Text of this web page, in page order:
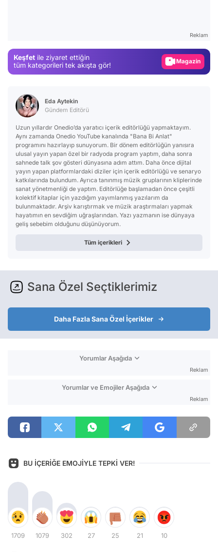
Reklam
Keşfet ile ziyaret ettiğin
tüm kategorileri tek akışta gör!
Video
Eda Aytekin
Gündem Editörü
Uzun yıllardır Onedio’da yaratıcı içerik editörlüğü yapmaktayım.
Aynı zamanda Onedio YouTube kanalında "Bana Bi Anlat"
programını hazırlayıp sunuyorum. Bir dönem editörlüğün yanısıra
ulusal yayın yapan özel bir radyoda program yaptım, daha sonra
sahnede talk şov gösteri dünyasına adım attım. Daha önce dijital
yayın yapan platformlardaki diziler için içerik editörlüğü ve senaryo
katkılarında bulundum. Ayrıca tanınmış müzik gruplarının kliplerinde
sanat yönetmenliği de yaptım. Editörlüğe başlamadan önce çeşitli
kolektif kitaplar için yazdığım yayımlanmış yazılarım da
bulunmaktadır. Arşiv karıştırmak ve müzik araştırmaları yapmak
hayatımın en sevdiğim uğraşlarından. Yazı yazmanın ise dünyaya
geliş sebebim olduğunu düşünüyorum.
Tüm içerikleri
Sana Özel Seçtiklerimiz
Daha Fazla Sana Özel İçerikler
Yorumlar Aşağıda
Reklam
Yorumlar ve Emojiler Aşağıda
Reklam
BU İÇERİĞE EMOJİYLE TEPKİ VER!
1709 1079 302 27 25 21 10